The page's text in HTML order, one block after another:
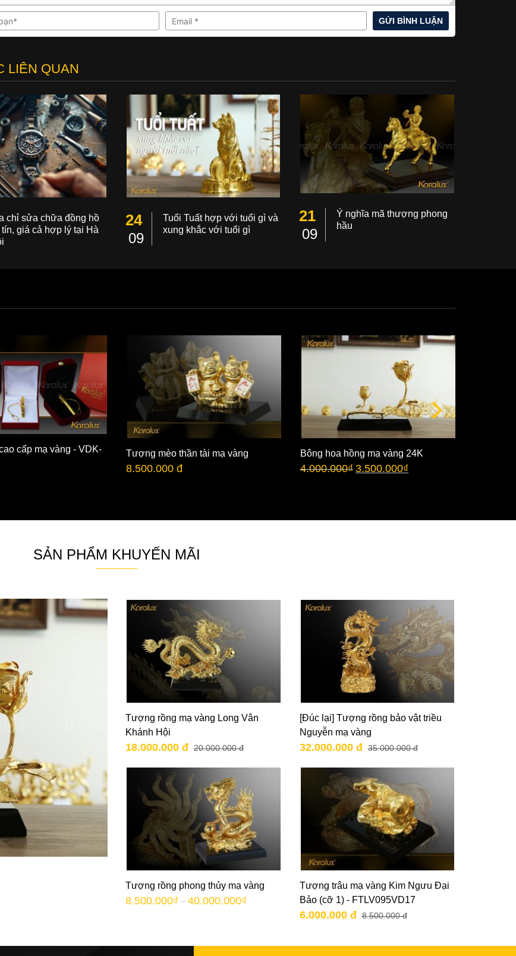
LIÊN QUAN
chỉ sửa chữa đồng hồ
tín, giá cả hợp lý tại Hà
24
09
Tuổi Tuất hợp với tuổi gì và
xung khắc với tuổi gì
21
09
Ý nghĩa mã thượng phong
hầu
cấp mạ vàng - VDK-
Tượng mèo thần tài mạ vàng
8.500.000 đ
Bông hoa hồng mạ vàng 24K
4.000.000₫ 3.500.000₫
SẢN PHẨM KHUYẾN MÃI
Tượng rồng mạ vàng Long Vân
Khánh Hội
18.000.000 đ 20.000.000 đ
[Đúc lại] Tượng rồng bảo vật triều
Nguyễn mạ vàng
32.000.000 đ 35.000.000 đ
Tượng rồng phong thủy mạ vàng
8.500.000₫ – 40.000.000₫
Tượng trâu mạ vàng Kim Ngưu Đại
Bảo (cỡ 1) - FTLV095VD17
6.000.000 đ 8.500.000 đ